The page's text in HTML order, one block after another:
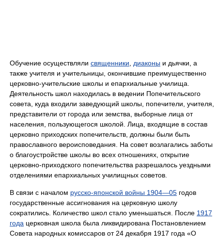
Обучение осуществляли священники диаконы и дьячки, а
также учителя и учительницы, окончившие преимущественно
церковно-учительские школы и епархиальные училища.
Деятельность школ находилась в ведении Попечительского
совета, куда входили заведующий школы, попечители, учителя,
представители от города или земства, выборные лица от
населения, пользующегося школой. Лица, входящие в состав
церковно приходских попечительств, должны были быть
православного вероисповедания. На совет возлагались заботы
о благоустройстве школы во всех отношениях, открытие
церковно-приходского попечительства разрешалось уездными
отделениями епархиальных училищных советов.
В связи с началом русско-японской войны 1904—05 годов
государственные ассигнования на церковную школу
сократились. Количество школ стало уменьшаться. После 1917
года церковная школа была ликвидирована Постановлением
Совета народных комиссаров от 24 декабря 1917 года «О